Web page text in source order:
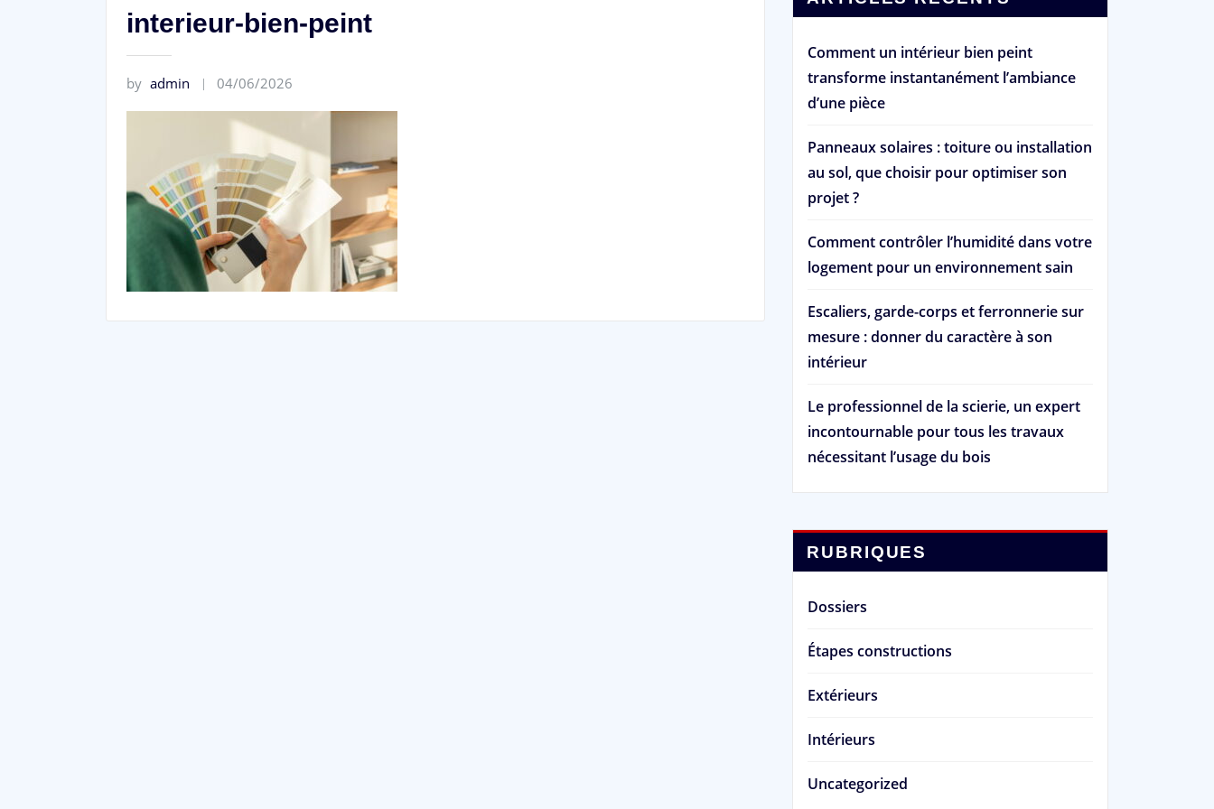
interieur-bien-peint
by admin 04/06/2026
Comment un intérieur bien peint
transforme instantanément l’ambiance
d’une pièce
Panneaux solaires : toiture ou installation
au sol, que choisir pour optimiser son
projet ?
Comment contrôler l’humidité dans votre
logement pour un environnement sain
Escaliers, garde-corps et ferronnerie sur
mesure : donner du caractère à son
intérieur
Le professionnel de la scierie, un expert
incontournable pour tous les travaux
nécessitant l’usage du bois
RUBRIQUES
Dossiers
Étapes constructions
Extérieurs
Intérieurs
Uncategorized